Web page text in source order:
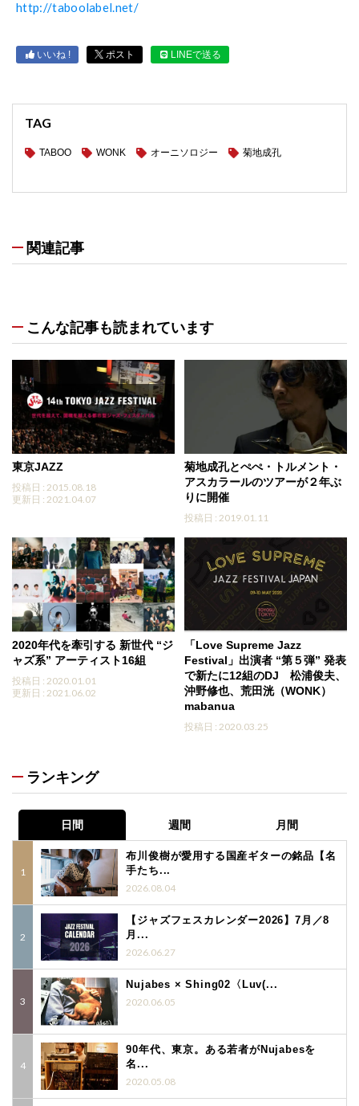
http://taboolabel.net/
いいね ! ポスト LINEで送る
TAG
TABOO WONK オーニソロジー 菊地成孔
関連記事
こんな記事も読まれています
東京JAZZ
投稿日 : 2015.08.18
更新日 : 2021.04.07
菊地成孔とぺぺ・トルメント・
アスカラールのツアーが２年ぶ
りに開催
投稿日 : 2019.01.11
2020年代を牽引する 新世代 “ジ
ャズ系” アーティスト16組
投稿日 : 2020.01.01
更新日 : 2021.06.02
「Love Supreme Jazz
Festival」出演者 “第５弾” 発表
で新たに12組のDJ 松浦俊夫、
沖野修也、荒田洸（WONK）
mabanua
投稿日 : 2020.03.25
ランキング
日間 週間 月間
布川俊樹が愛用する国産ギターの銘品【名
手たち...
2026.08.04
【ジャズフェスカレンダー2026】7月／8
月...
2026.06.27
Nujabes × Shing02〈Luv(...
2020.06.05
90年代、東京。ある若者がNujabesを
名...
2020.05.08